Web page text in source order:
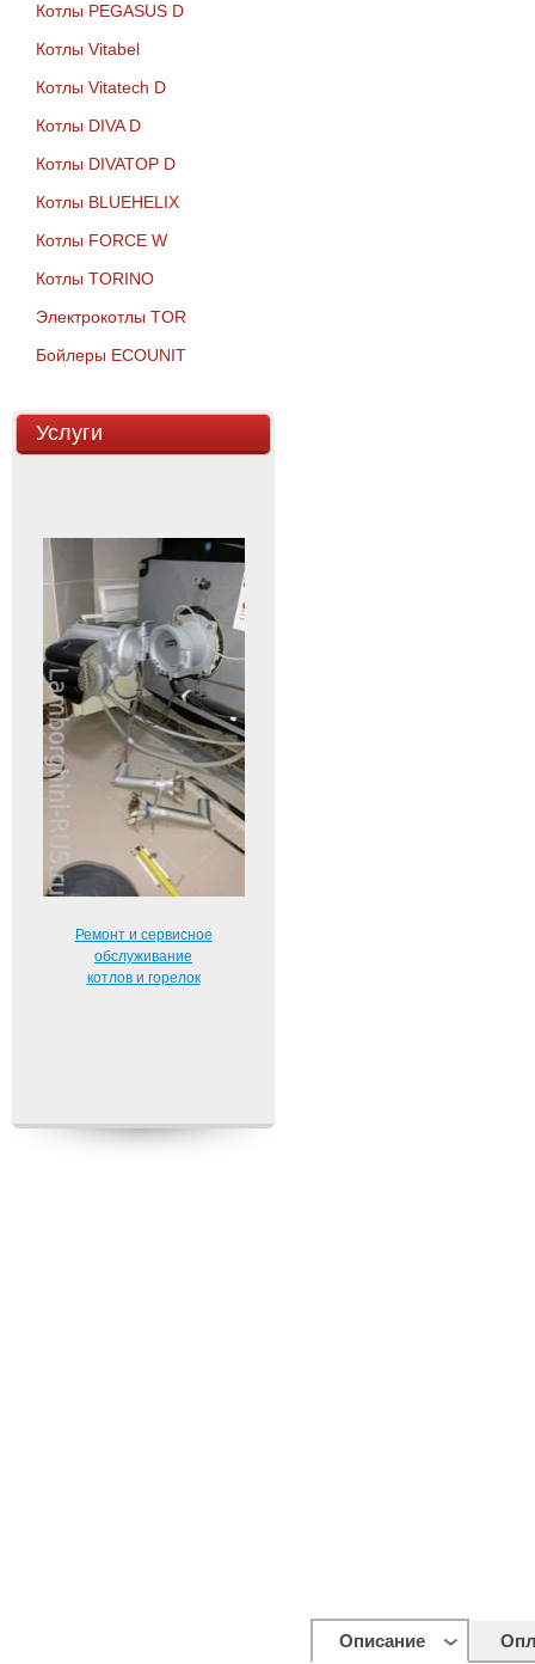
Котлы PEGASUS D
Котлы Vitabel
Котлы Vitatech D
Котлы DIVA D
Котлы DIVATOP D
Котлы BLUEHELIX
Котлы FORCE W
Котлы TORINO
Электрокотлы TOR
Бойлеры ECOUNIT
Услуги
Ремонт и сервисное
обслуживание
котлов и горелок
Описание